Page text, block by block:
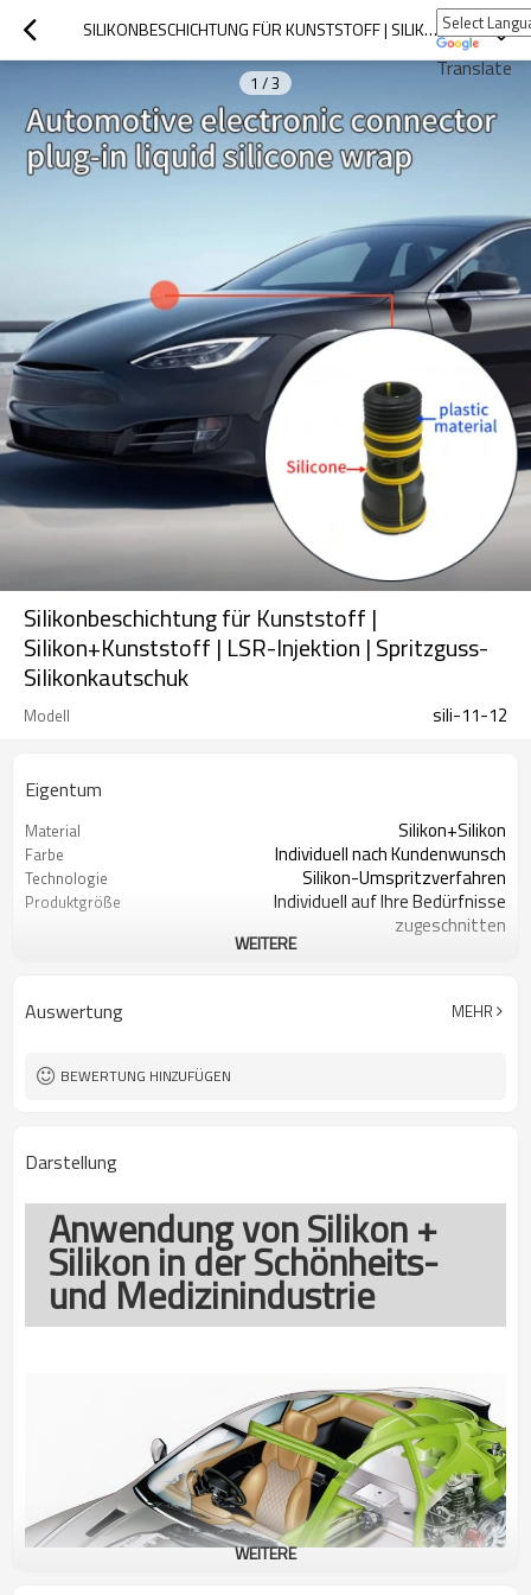
Translate
SILIKONBESCHICHTUNG FÜR KUNSTSTOFF | SILIKON+KUNSTSTOFF | LSR-INJEKTION | SPRITZGUSS-SILIKONKAUTSCHUK
1 /3
Silikonbeschichtung für Kunststoff |
Silikon+Kunststoff | LSR-Injektion | Spritzguss-
Silikonkautschuk
Modell sili-11-12
Eigentum
Material Silikon+Silikon
Farbe Individuell nach Kundenwunsch
Technologie Silikon-Umspritzverfahren
Produktgröße
Individuell auf Ihre Bedürfnisse
zugeschnitten
kundenspezifisches Silikon
WEITERE
Auswertung MEHR
BEWERTUNG HINZUFÜGEN
Darstellung
Anwendung von Silikon +
Silikon in der Schönheits-
und Medizinindustrie
WEITERE